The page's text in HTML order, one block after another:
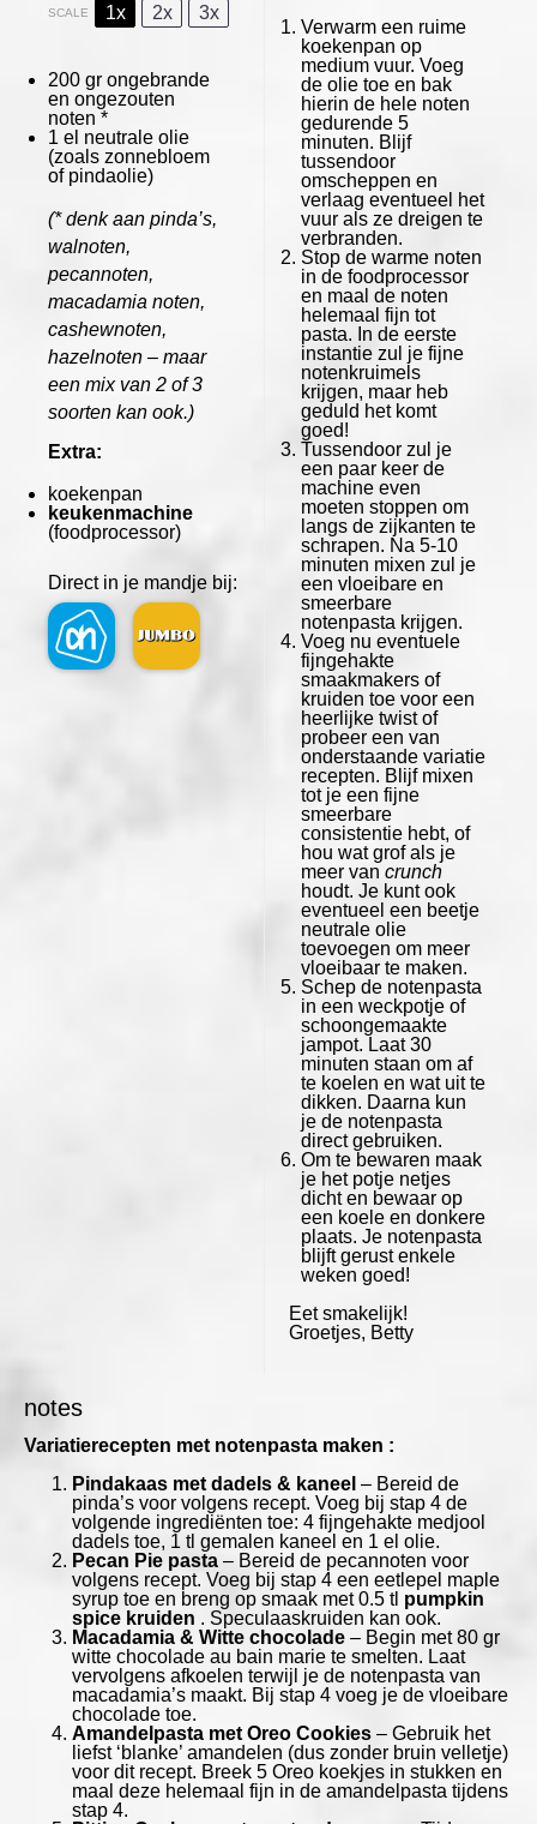
SCALE 1x 2x 3x
200 gr ongebrande
en ongezouten
noten *
1 el neutrale olie
(zoals zonnebloem
of pindaolie)
(* denk aan pinda’s,
walnoten,
pecannoten,
macadamia noten,
cashewnoten,
hazelnoten – maar
een mix van 2 of 3
soorten kan ook.)
Extra:
koekenpan
keukenmachine
(foodprocessor)
Direct in je mandje bij:
Verwarm een ruime
koekenpan op
medium vuur. Voeg
de olie toe en bak
hierin de hele noten
gedurende 5
minuten. Blijf
tussendoor
omscheppen en
verlaag eventueel het
vuur als ze dreigen te
verbranden.
Stop de warme noten
in de foodprocessor
en maal de noten
helemaal fijn tot
pasta. In de eerste
instantie zul je fijne
notenkruimels
krijgen, maar heb
geduld het komt
goed!
Tussendoor zul je
een paar keer de
machine even
moeten stoppen om
langs de zijkanten te
schrapen. Na 5-10
minuten mixen zul je
een vloeibare en
smeerbare
notenpasta krijgen.
Voeg nu eventuele
fijngehakte
smaakmakers of
kruiden toe voor een
heerlijke twist of
probeer een van
onderstaande variatie
recepten. Blijf mixen
tot je een fijne
smeerbare
consistentie hebt, of
hou wat grof als je
meer van crunch
houdt. Je kunt ook
eventueel een beetje
neutrale olie
toevoegen om meer
vloeibaar te maken.
Schep de notenpasta
in een weckpotje of
schoongemaakte
jampot. Laat 30
minuten staan om af
te koelen en wat uit te
dikken. Daarna kun
je de notenpasta
direct gebruiken.
Om te bewaren maak
je het potje netjes
dicht en bewaar op
een koele en donkere
plaats. Je notenpasta
blijft gerust enkele
weken goed!
Eet smakelijk!
Groetjes, Betty
notes
Variatierecepten met notenpasta maken :
Pindakaas met dadels & kaneel – Bereid de
pinda’s voor volgens recept. Voeg bij stap 4 de
volgende ingrediënten toe: 4 fijngehakte medjool
dadels toe, 1 tl gemalen kaneel en 1 el olie.
Pecan Pie pasta – Bereid de pecannoten voor
volgens recept. Voeg bij stap 4 een eetlepel maple
syrup toe en breng op smaak met 0.5 tl pumpkin
spice kruiden . Speculaaskruiden kan ook.
Macadamia & Witte chocolade – Begin met 80 gr
witte chocolade au bain marie te smelten. Laat
vervolgens afkoelen terwijl je de notenpasta van
macadamia’s maakt. Bij stap 4 voeg je de vloeibare
chocolade toe.
Amandelpasta met Oreo Cookies – Gebruik het
liefst ‘blanke’ amandelen (dus zonder bruin velletje)
voor dit recept. Breek 5 Oreo koekjes in stukken en
maal deze helemaal fijn in de amandelpasta tijdens
stap 4.